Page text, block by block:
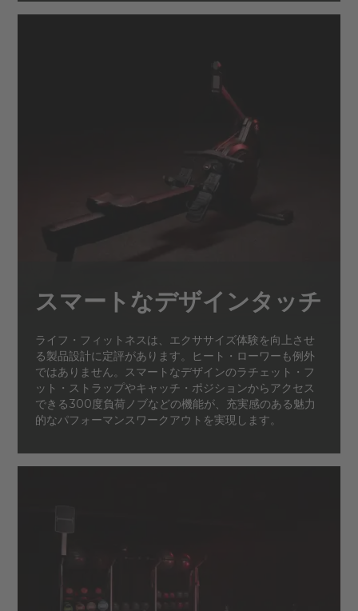
スマートなデザインタッチ
ライフ・フィットネスは、エクササイズ体験を向上させ
る製品設計に定評があります。ヒート・ローワーも例外
ではありません。スマートなデザインのラチェット・フ
ット・ストラップやキャッチ・ポジションからアクセス
できる300度負荷ノブなどの機能が、充実感のある魅力
的なパフォーマンスワークアウトを実現します。